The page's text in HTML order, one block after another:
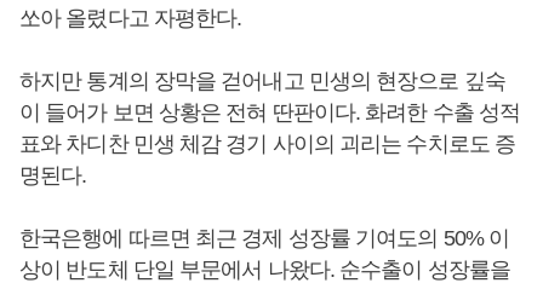
쏘아 올렸다고 자평한다.
하지만 통계의 장막을 걷어내고 민생의 현장으로 깊숙
이 들어가 보면 상황은 전혀 딴판이다. 화려한 수출 성적
표와 차디찬 민생 체감 경기 사이의 괴리는 수치로도 증
명된다.
한국은행에 따르면 최근 경제 성장률 기여도의 50% 이
상이 반도체 단일 부문에서 나왔다. 순수출이 성장률을